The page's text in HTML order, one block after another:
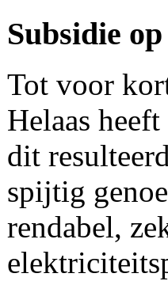
Subsidie
Tot voor
Helaas
dit
spijtig
rendabel,